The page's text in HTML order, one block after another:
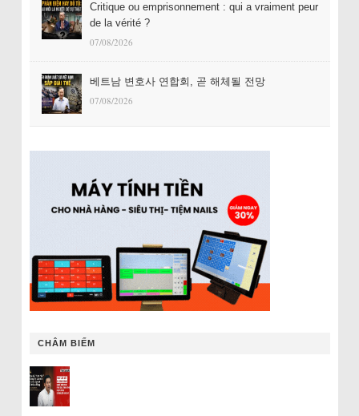
Critique ou emprisonnement : qui a vraiment peur
de la vérité ?
07/08/2026
베트남 변호사 연합회, 곧 해체될 전망
07/08/2026
CHÂM BIẾM